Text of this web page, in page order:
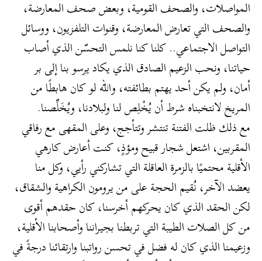
المواصلات، والصحف القومية، وبعض صحف المعارضة،
والصحف التي تعارض المعارضة، وقنوات التلفزيون، ووسائل
التواصل الاجتماعي.. كلنا كنا نلمس التحسّن الذي أصاب
حياتنا، ونحب الزعيم الصادق الذي يكاد يرسو بنا إلى بر
أمان، ولم يكن أحد يهتم بطائفته، والله لو كان هابطًا من
المريخ لانتخبناه شرط أن يُخْلِص لنا ولبلادنا، ويُخَلِّصنا.
مع ذلك ظلت الفتنة تنتشر وتتأجج، وعلى المقهى مع رفاقي
المقربين، اشتعل شجار قبيح ومؤذٍ، كنت أعارض كارهي
الأقلية محتميًا بالزمرة العاقلة التي تشاركني رأيي، وكل منا
يعضد الآخر، نُقيم الحجة على من يرومون الكراهية والشقاق،
لكن الحقد الذي كان يحركهم أخرسنا، كان حقدهم أقوى
من كل الصلات الطيبة التي تربطنا بجيراننا وأصحابنا الأقلية،
وزعيمنا الذي كان له فضل في تحسن رواتبنا وارتقائنا درجةً في